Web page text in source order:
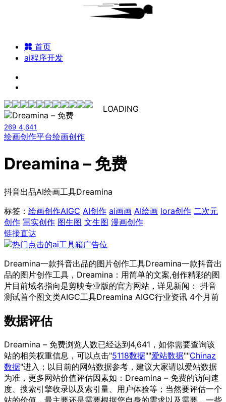
LOADING
首页
ai程序开发
269 4,641
绘画创作平台绘画创作
Dreamina – 免费
抖音出品AI绘画工具Dreamina
标签： 绘画创作AIGC AI创作 ai画画 AI绘画 lora创作 二次元
创作 写实创作 图生图 文生图 漫画创作
链接直达
Dreamina一款抖音出品的图片创作工具Dreamina一款抖音出
品的图片创作工具，Dreamina：用简单的文案,创作精彩的图
片目前域名指向是剪映专业版的官方网站，详见新闻： 抖音
测试首个图文类AIGC工具Dreamina AIGC行业资讯 4个月前
数据评估
Dreamina – 免费浏览人数已经达到4,641，如你需要查询该
站的相关权重信息，可以点击"5118数据""爱站数据""Chinaz
数据"进入；以目前的网站数据参考，建议大家请以爱站数据
为准，更多网站价值评估因素如：Dreamina – 免费的访问速
度、搜索引擎收录以及索引量、用户体验等；当然要评估一个
站的价值，最主要还是需要根据您自身的需求以及需要，一些